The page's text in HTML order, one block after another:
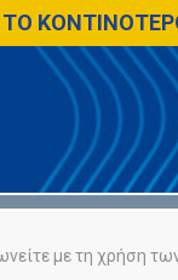
ΤΟ
με τη χρήση